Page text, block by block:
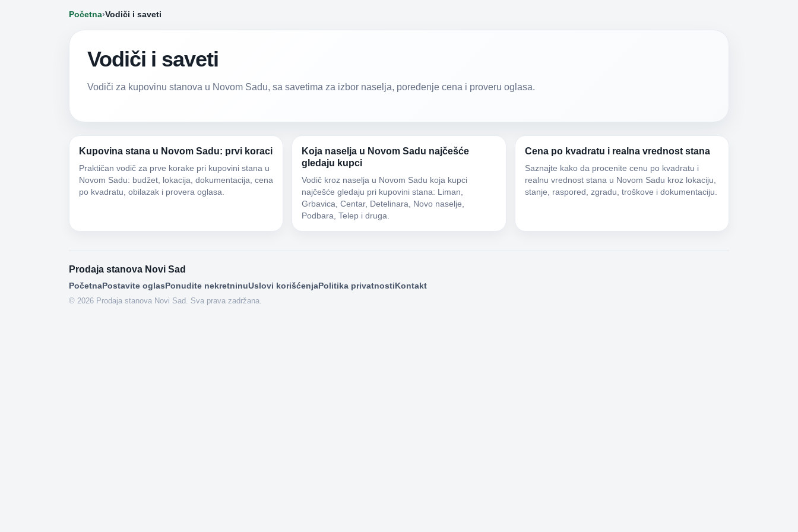
Početna›Vodiči i saveti
Vodiči i saveti
Vodiči za kupovinu stanova u Novom Sadu, sa savetima za izbor naselja, poređenje cena i proveru oglasa.
Kupovina stana u Novom Sadu: prvi koraci
Praktičan vodič za prve korake pri kupovini stana u
Novom Sadu: budžet, lokacija, dokumentacija, cena
po kvadratu, obilazak i provera oglasa.
Koja naselja u Novom Sadu najčešće
gledaju kupci
Vodič kroz naselja u Novom Sadu koja kupci
najčešće gledaju pri kupovini stana: Liman,
Grbavica, Centar, Detelinara, Novo naselje,
Podbara, Telep i druga.
Cena po kvadratu i realna vrednost stana
Saznajte kako da procenite cenu po kvadratu i
realnu vrednost stana u Novom Sadu kroz lokaciju,
stanje, raspored, zgradu, troškove i dokumentaciju.
Prodaja stanova Novi Sad
PočetnaPostavite oglasPonudite nekretninuUslovi korišćenjaPolitika privatnostiKontakt
© 2026 Prodaja stanova Novi Sad. Sva prava zadržana.